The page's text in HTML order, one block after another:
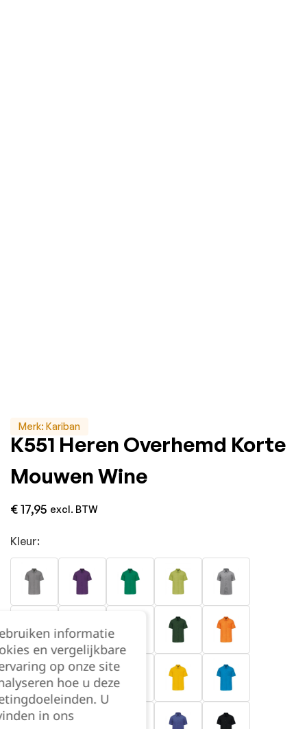
Merk: Kariban
K551 Heren Overhemd Korte
Mouwen Wine
€17,95 excl. BTW
Kleur:
informatie
en vergelijkbare
op onze site
hoe u deze
U
in ons